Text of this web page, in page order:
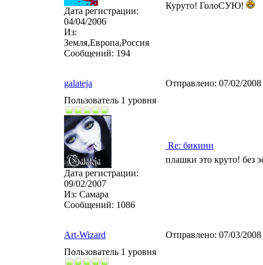
Дата регистрации:
04/04/2006
Из:
Земля,Европа,Россия
Сообщений: 194
Куруто! ГолоСУЮ!
galateja Отправлено: 07/02/
Пользователь 1 уровня
Дата регистрации:
09/02/2007
Из: Самара
Сообщений: 1086
Re: бикини
плашки это круто! без
Art-Wizard Отправлено: 07/03/
Пользователь 1 уровня